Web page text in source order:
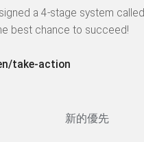
a 4-stage system called
best chance to succeed!
take-action
新的優先